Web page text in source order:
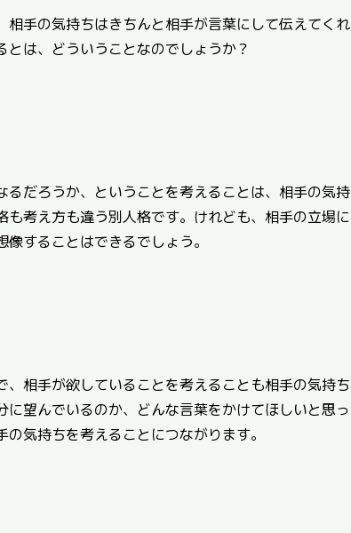
手の気持ちはきちんと相手が言葉にして伝えてくれ
は、どういうことなのでしょうか？
だろうか、ということを考えることは、相手の気持
考え方も違う別人格です。けれども、相手の立場に
することはできるでしょう。
相手が欲していることを考えることも相手の気持ち
望んでいるのか、どんな言葉をかけてほしいと思っ
気持ちを考えることにつながります。